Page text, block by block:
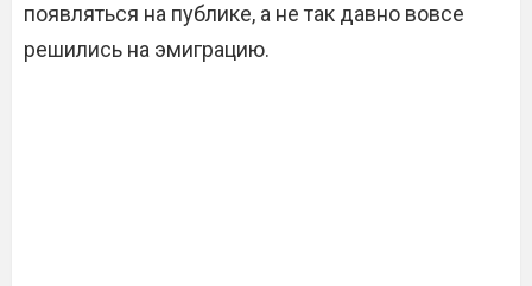
появляться на публике, а не так давно вовсе
решились на эмиграцию.